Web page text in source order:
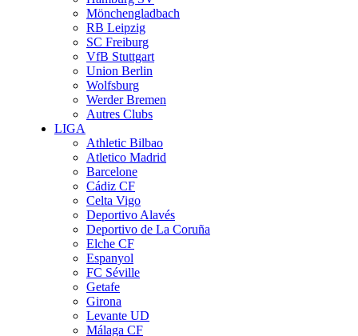
Mönchengladbach
RB Leipzig
SC Freiburg
VfB Stuttgart
Union Berlin
Wolfsburg
Werder Bremen
Autres Clubs
LIGA
Athletic Bilbao
Atletico Madrid
Barcelone
Cádiz CF
Celta Vigo
Deportivo Alavés
Deportivo de La Coruña
Elche CF
Espanyol
FC Séville
Getafe
Girona
Levante UD
Málaga CF